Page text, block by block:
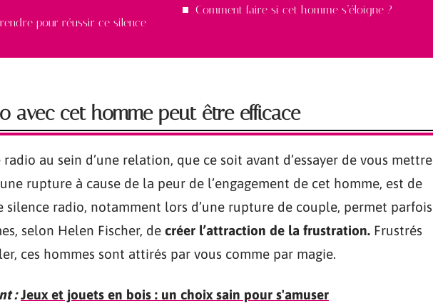
pour réussir ce silence
Comment faire si cet homme s’éloigne ?
avec cet homme peut être efficace
au sein d’une relation, que ce soit avant d’essayer de vous mettre
rupture à cause de la peur de l’engagement de cet homme, est de
silence radio, notamment lors d’une rupture de couple, permet parfois
selon Helen Fischer, de créer l’attraction de la frustration. Frustrés
ces hommes sont attirés par vous comme par magie.
: Jeux et jouets en bois : un choix sain pour s'amuser